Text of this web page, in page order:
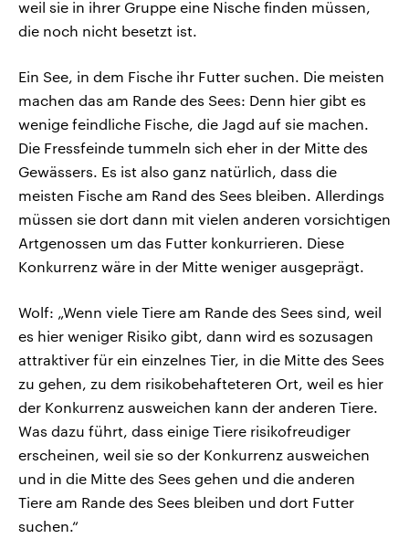
weil sie in ihrer Gruppe eine Nische finden müssen,
die noch nicht besetzt ist.
Ein See, in dem Fische ihr Futter suchen. Die meisten
machen das am Rande des Sees: Denn hier gibt es
wenige feindliche Fische, die Jagd auf sie machen.
Die Fressfeinde tummeln sich eher in der Mitte des
Gewässers. Es ist also ganz natürlich, dass die
meisten Fische am Rand des Sees bleiben. Allerdings
müssen sie dort dann mit vielen anderen vorsichtigen
Artgenossen um das Futter konkurrieren. Diese
Konkurrenz wäre in der Mitte weniger ausgeprägt.
Wolf: „Wenn viele Tiere am Rande des Sees sind, weil
es hier weniger Risiko gibt, dann wird es sozusagen
attraktiver für ein einzelnes Tier, in die Mitte des Sees
zu gehen, zu dem risikobehafteteren Ort, weil es hier
der Konkurrenz ausweichen kann der anderen Tiere.
Was dazu führt, dass einige Tiere risikofreudiger
erscheinen, weil sie so der Konkurrenz ausweichen
und in die Mitte des Sees gehen und die anderen
Tiere am Rande des Sees bleiben und dort Futter
suchen.“